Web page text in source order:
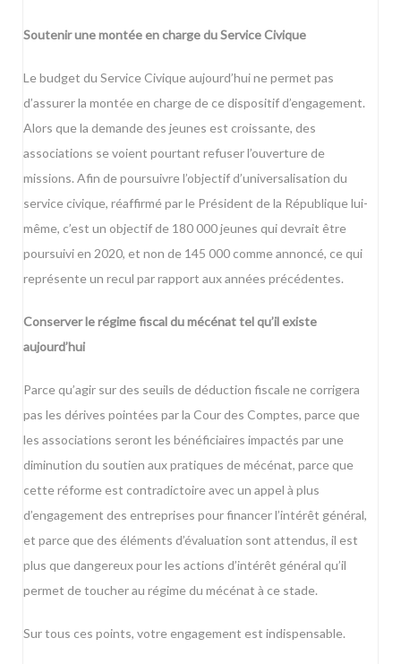
Soutenir une montée en charge du Service Civique
Le budget du Service Civique aujourd’hui ne permet pas
d’assurer la montée en charge de ce dispositif d’engagement.
Alors que la demande des jeunes est croissante, des
associations se voient pourtant refuser l’ouverture de
missions. Afin de poursuivre l’objectif d’universalisation du
service civique, réaffirmé par le Président de la République lui-
même, c’est un objectif de 180 000 jeunes qui devrait être
poursuivi en 2020, et non de 145 000 comme annoncé, ce qui
représente un recul par rapport aux années précédentes.
Conserver le régime fiscal du mécénat tel qu’il existe
aujourd’hui
Parce qu’agir sur des seuils de déduction fiscale ne corrigera
pas les dérives pointées par la Cour des Comptes, parce que
les associations seront les bénéficiaires impactés par une
diminution du soutien aux pratiques de mécénat, parce que
cette réforme est contradictoire avec un appel à plus
d’engagement des entreprises pour financer l’intérêt général,
et parce que des éléments d’évaluation sont attendus, il est
plus que dangereux pour les actions d’intérêt général qu’il
permet de toucher au régime du mécénat à ce stade.
Sur tous ces points, votre engagement est indispensable.